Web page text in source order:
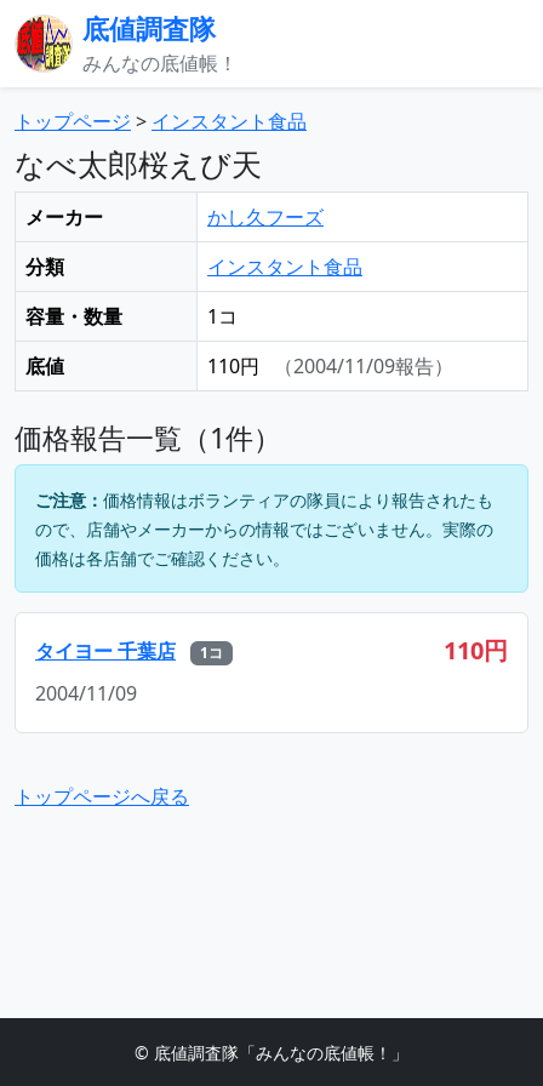
底値調査隊
みんなの底値帳！
トップページ > インスタント食品
なべ太郎桜えび天
メーカー
かし久フーズ
分類
インスタント食品
容量・数量
1コ
底値
110円 （2004/11/09報告）
価格報告一覧（1件）
ご注意： 価格情報はボランティアの隊員により報告されたも
ので、店舗やメーカーからの情報ではございません。実際の
価格は各店舗でご確認ください。
タイヨー 千葉店 1コ 110円
2004/11/09
トップページへ戻る
© 底値調査隊「みんなの底値帳！」